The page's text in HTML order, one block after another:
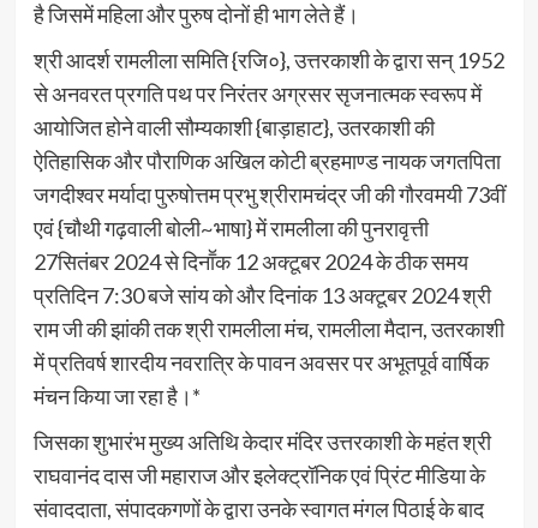
है जिसमें महिला और पुरुष दोनों ही भाग लेते हैं।
श्री आदर्श रामलीला समिति {रजि०}, उत्तरकाशी के द्वारा सन् 1952
से अनवरत प्रगति पथ पर निरंतर अग्रसर सृजनात्मक स्वरूप में
आयोजित होने वाली सौम्यकाशी {बाड़ाहाट}, उतरकाशी की
ऐतिहासिक और पौराणिक अखिल कोटी ब्रहमाण्ड नायक जगतपिता
जगदीश्वर मर्यादा पुरुषोत्तम प्रभु श्रीरामचंद्र जी की गौरवमयी 73वीं
एवं {चौथी गढ़वाली बोली~भाषा} में रामलीला की पुनरावृत्ती
27सितंबर 2024 से दिनाॕक 12 अक्टूबर 2024 के ठीक समय
प्रतिदिन 7:30 बजे सांय को और दिनांक 13 अक्टूबर 2024 श्री
राम जी की झांकी तक श्री रामलीला मंच, रामलीला मैदान, उतरकाशी
में प्रतिवर्ष शारदीय नवरात्रि के पावन अवसर पर अभूतपूर्व वार्षिक
मंचन किया जा रहा है।*
जिसका शुभारंभ मुख्य अतिथि केदार मंदिर उत्तरकाशी के महंत श्री
राघवानंद दास जी महाराज और इलेक्ट्रॉनिक एवं प्रिंट मीडिया के
संवाददाता, संपादकगणों के द्वारा उनके स्वागत मंगल पिठाई के बाद